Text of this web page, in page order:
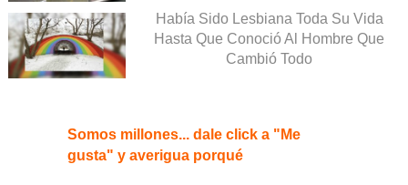
Había Sido Lesbiana Toda Su Vida
Hasta Que Conoció Al Hombre Que
Cambió Todo
Somos millones... dale click a "Me
gusta" y averigua porqué